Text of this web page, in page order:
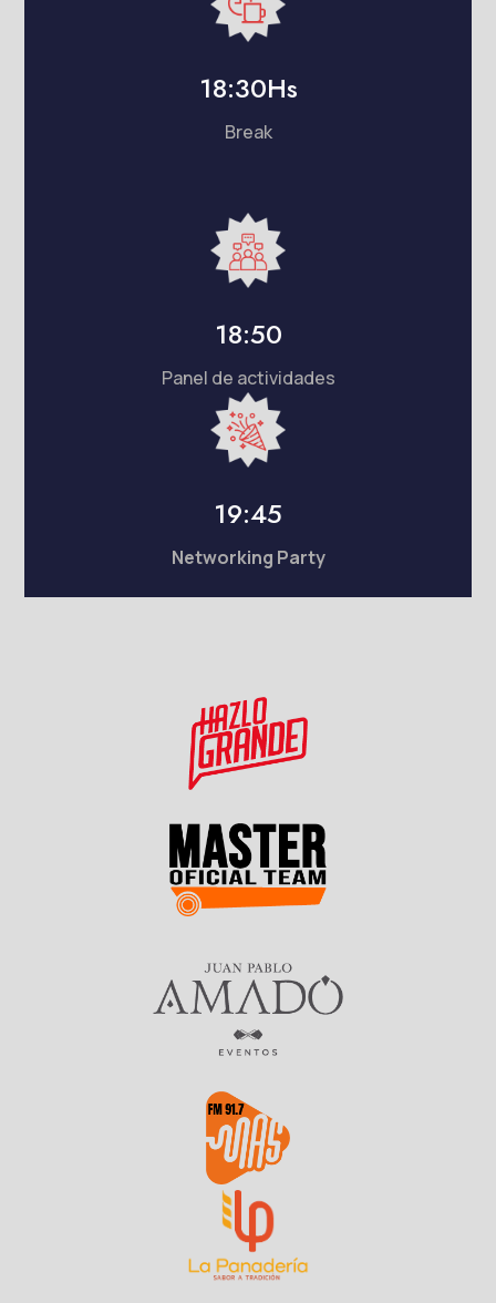
18:30Hs
Break
18:50
Panel de actividades
19:45
Networking Party